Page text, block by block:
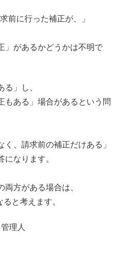
前に行った補正が、」
」があるかどうかは不明で
る」し、
もある」場合があるという問
く、請求前の補正だけある」
なります。
両方がある場合は、
と考えます。
理人